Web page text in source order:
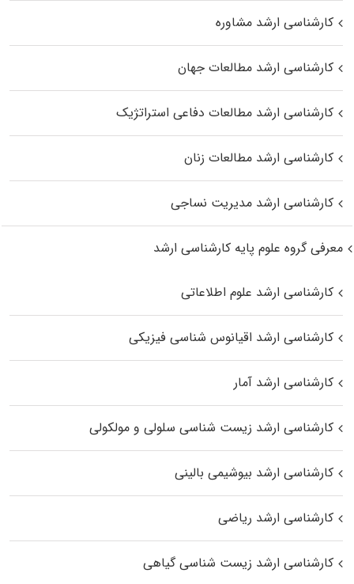
کارشناسی ارشد مشاوره
کارشناسی ارشد مطالعات جهان
کارشناسی ارشد مطالعات دفاعی استراتژیک
کارشناسی ارشد مطالعات زنان
کارشناسی ارشد مدیریت نساجی
معرفی گروه علوم پایه کارشناسی ارشد
کارشناسی ارشد علوم اطلاعاتی
کارشناسی ارشد اقیانوس‌ شناسی فیزیکی
کارشناسی ارشد آمار
کارشناسی ارشد زیست شناسی سلولی و مولکولی
کارشناسی ارشد بیوشیمی بالینی
کارشناسی ارشد ریاضی
کارشناسی ارشد زیست‌ شناسی گیاهی